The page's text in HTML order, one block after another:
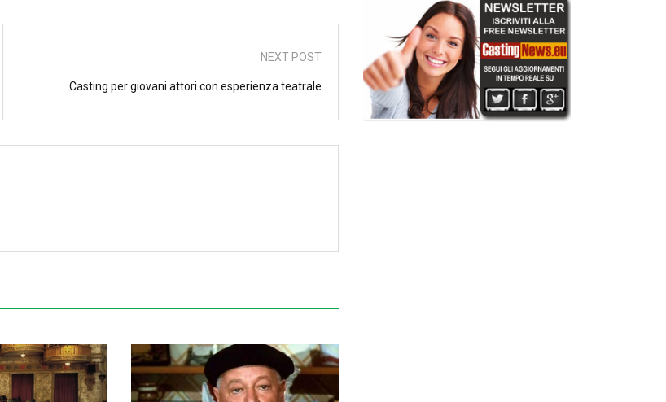
NEXT POST
Casting per giovani attori con esperienza teatrale